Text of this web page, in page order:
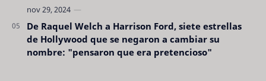
De Raquel Welch a Harrison Ford, siete estrellas
de Hollywood que se negaron a cambiar su
nombre: "pensaron que era pretencioso"